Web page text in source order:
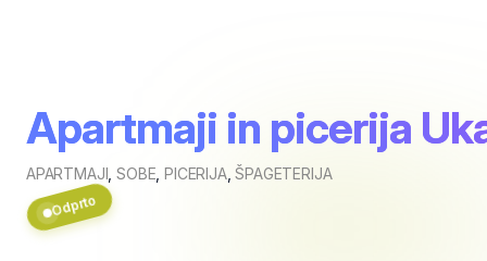
Apartmaji in picerija
APARTMAJI ,SOBE ,PICERIJA,ŠPAGETERIJA
Odprto